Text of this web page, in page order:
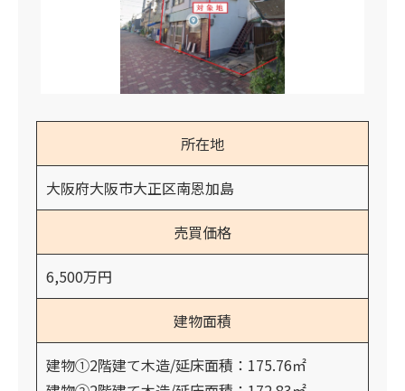
所在地
大阪府大阪市大正区南恩加島
売買価格
6,500万円
建物面積
建物①2階建て木造/延床面積：175.76㎡